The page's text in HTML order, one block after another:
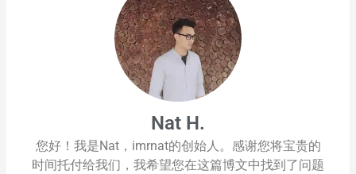
Nat H.
您好！我是Nat，imrnat的创始人。感谢您将宝贵的
时间托付给我们，我希望您在这篇博文中找到了问题